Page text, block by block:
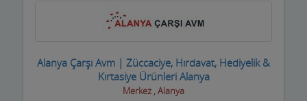
Ayakkabıcılar ve Çantacılar
Baharatçılar-Aktarlar
Alanya Çarşı Avm | Züccaciye, Hırdavat, Hediyelik &
Kırtasiye Ürünleri Alanya
Merkez , Alanya